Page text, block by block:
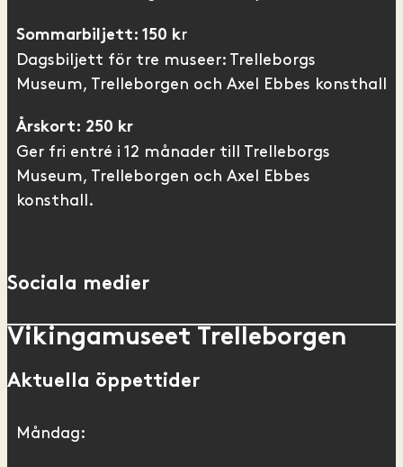
Sommarbiljett: 150 kr
Dagsbiljett för tre museer: Trelleborgs
Museum, Trelleborgen och Axel Ebbes konsthall
Årskort: 250 kr
Ger fri entré i 12 månader till Trelleborgs
Museum, Trelleborgen och Axel Ebbes
konsthall.
Sociala medier
Vikingamuseet Trelleborgen
Aktuella öppettider
Måndag: